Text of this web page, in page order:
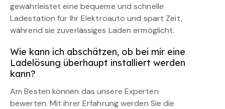
gewährleistet eine bequeme und schnelle
Ladestation für Ihr Elektroauto und spart Zeit,
während sie zuverlässiges Laden ermöglicht.
Wie kann ich abschätzen, ob bei mir eine
Ladelösung überhaupt installiert werden
kann?
Am Besten können das unsere Experten
bewerten. Mit ihrer Erfahrung werden Sie die